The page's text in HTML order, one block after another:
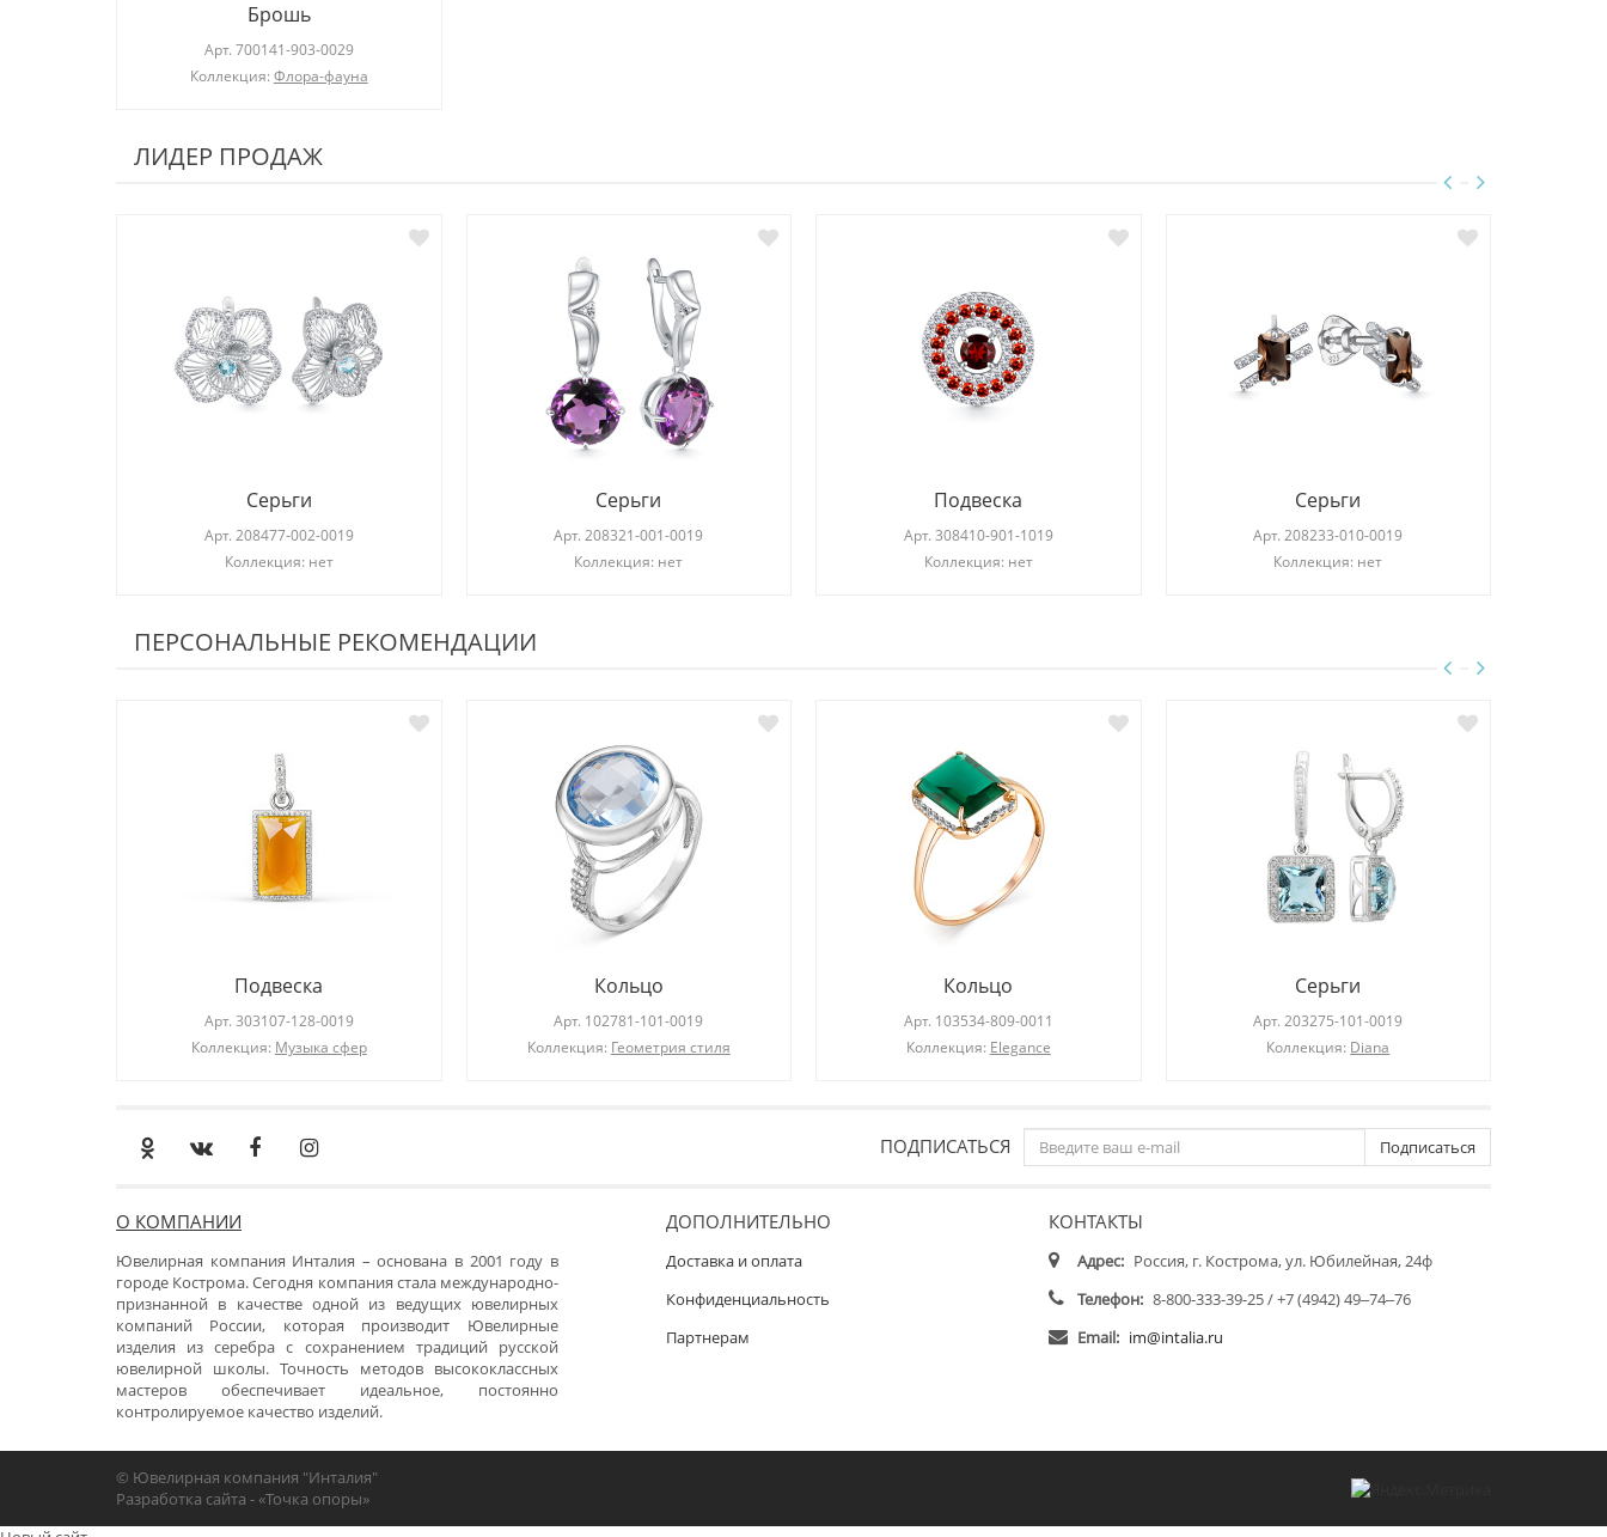
Брошь
Арт. 700141-903-0029
Коллекция: Флора-фауна
ЛИДЕР ПРОДАЖ
Серьги
Арт. 208477-002-0019
Коллекция: нет
Серьги
Арт.208321-001-0019
Коллекция: нет
Подвеска
Арт. 308410-901-1019
Коллекция: нет
Серьги
Арт.208233-010-0019
Коллекция: нет
ПЕРСОНАЛЬНЫЕ РЕКОМЕНДАЦИИ
Подвеска
Арт. 303107-128-0019
Коллекция: Музыка сфер
Кольцо
Арт. 102781-101-0019
Коллекция: Геометрия стиля
Кольцо
Арт. 103534-809-0011
Коллекция: Elegance
Серьги
Арт.203275-101-0019
Коллекция: Diana
ПОДПИСАТЬСЯ Подписаться
О КОМПАНИИ
Ювелирная компания Инталия – основана в 2001 году в
городе Кострома. Сегодня компания стала международно-
признанной в качестве одной из ведущих ювелирных
компаний России, которая производит Ювелирные
изделия из серебра с сохранением традиций русской
ювелирной школы. Точность методов высококлассных
мастеров обеспечивает идеальное, постоянно
контролируемое качество изделий.
ДОПОЛНИТЕЛЬНО
Доставка и оплата
Конфиденциальность
Партнерам
КОНТАКТЫ
Адрес: Россия, г. Кострома, ул. Юбилейная, 24ф
Телефон: 8-800-333-39-25 / +7 (4942) 49‒74‒76
Email: im@intalia.ru
© Ювелирная компания "Инталия"
Разработка сайта -«Точка опоры»